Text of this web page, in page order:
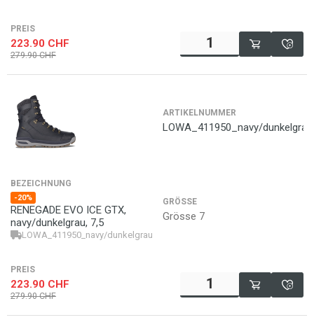
PREIS
223.90 CHF
279.90 CHF
ARTIKELNUMMER
LOWA_411950_navy/
BEZEICHNUNG
-20%
RENEGADE EVO ICE GTX,
navy/dunkelgrau, 7,5
LOWA_411950_navy/dunkelgrau_7,5
GRÖSSE
Grösse 7
PREIS
223.90 CHF
279.90 CHF